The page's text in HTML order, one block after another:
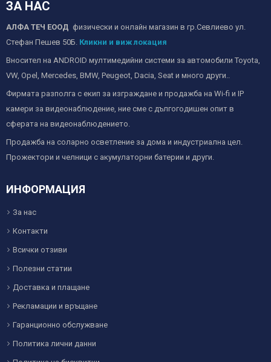
ЗА НАС
АЛФА ТЕЧ ЕООД физически и онлайн магазин в гр.Севлиево ул.
Стефан Пешев 50Б. Кликни и виж локация
Вносител на ANDROID мултимедийни системи за автомобили Toyota,
VW, Opel, Mercedes, BMW, Peugeot, Dacia, Seat и много други..
Фирмата разполга с екип за изграждане и продажба на Wi-fi и IP
камери за видеонаблюдение, ние сме с дългогодишен опит в
сферата на видеонаблюдението.
Продажба на соларно осветление за дома и индустриална цел.
Прожектори и челници с акумулаторни батерии и други.
ИНФОРМАЦИЯ
За нас
Контакти
Всички отзиви
Полезни статии
Доставка и плащане
Рекламации и връщане
Гаранционно обслужване
Политика лични данни